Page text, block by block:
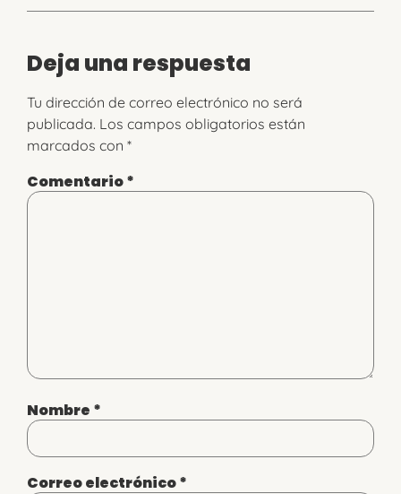
Deja una respuesta
Tu dirección de correo electrónico no será
publicada. Los campos obligatorios están
marcados con *
Comentario*
Nombre *
Correo electrónico*